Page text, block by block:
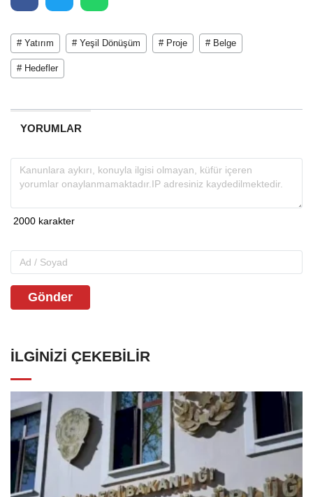
# Yatırım # Yeşil Dönüşüm # Proje # Belge
# Hedefler
YORUMLAR
Gönder
İLGINIZI ÇEKEBILIR